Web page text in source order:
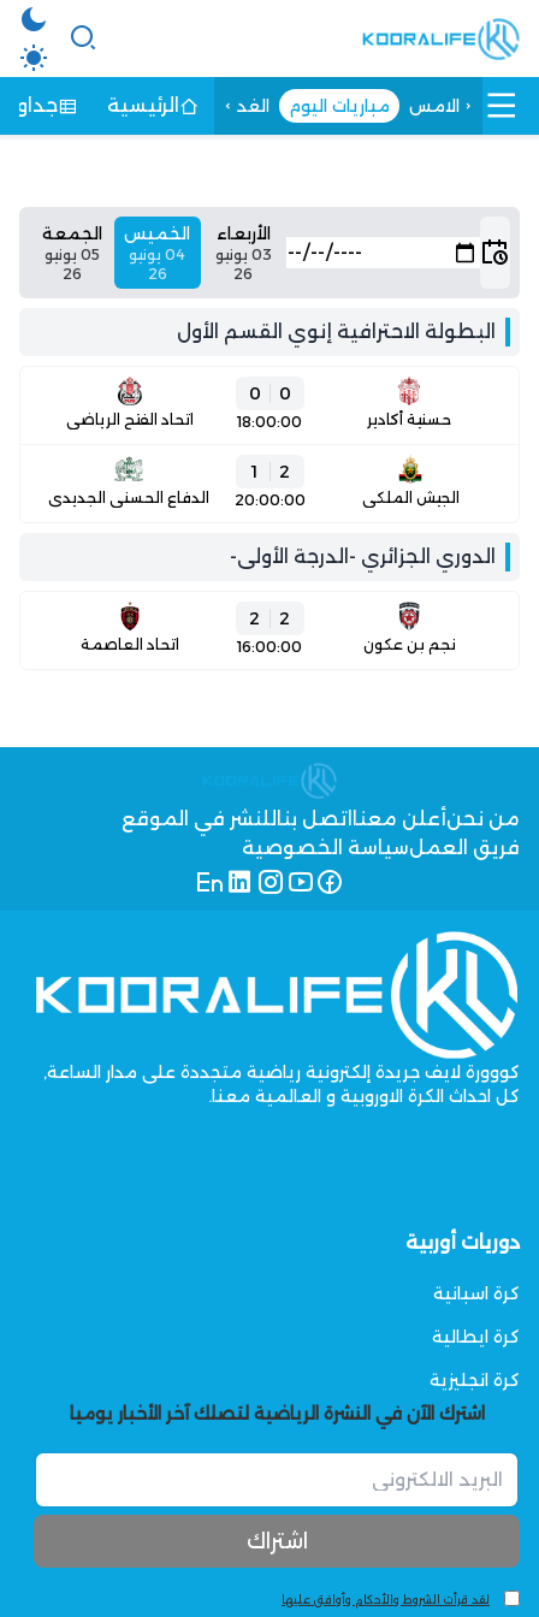
الامس مباريات اليوم الغد الرئيسية جداول
الأربعاء
03 يونيو
26
الخميس
04 يونيو
26
الجمعة
05 يونيو
26
البطولة الاحترافية إنوي القسم الأول
حسنية أكادير
0
0
18:00:00 اتحاد الفتح الرياضي
الجيش الملكي
2
1
20:00:00 الدفاع الحسني الجديدي
الدوري الجزائري -الدرجة الأولى-
نجم بن عكون
2
2
16:00:00 اتحاد العاصمة
من نحنأعلن معنا اتصل بنا للنشر في الموقع
فريق العملسياسة الخصوصية
كووورة لايف جريدة إلكترونية رياضية متجددة على مدار الساعة,
كل احداث الكرة الاوروبية و العالمية معنا.
دوريات أوربية
كرة اسبانية
كرة ايطالية
كرة انجليزية
اشترك الآن في النشرة الرياضية لتصلك آخر الأخبار يوميا
لقد قرأت الشروط والأحكام وأوافق عليها